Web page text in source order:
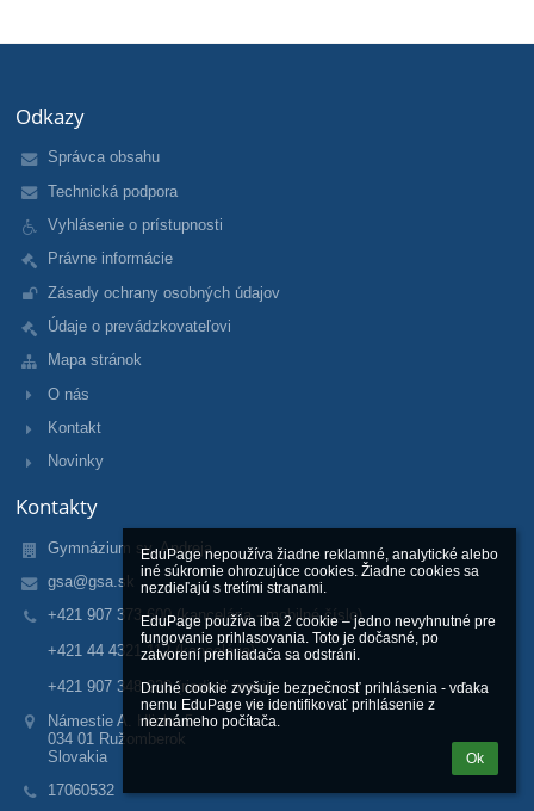
EduPage nepoužíva žiadne reklamné, analytické alebo
iné súkromie ohrozujúce cookies. Žiadne cookies sa
nezdieľajú s tretími stranami.
EduPage používa iba 2 cookie – jedno nevyhnutné pre
fungovanie prihlasovania. Toto je dočasné, po
zatvorení prehliadača sa odstráni.
Druhé cookie zvyšuje bezpečnosť prihlásenia - vďaka
nemu EduPage vie identifikovať prihlásenie z
neznámeho počítača.
Ok
Odkazy
Správca obsahu
Technická podpora
Vyhlásenie o prístupnosti
Právne informácie
Zásady ochrany osobných údajov
Údaje o prevádzkovateľovi
Mapa stránok
O nás
Kontakt
Novinky
Kontakty
Gymnázium sv. Andreja
gsa@gsa.sk
+421 907 373 600 (kancelária - mobilné číslo)
+421 44 4321 112 (kancelária)
+421 907 348 920 (riaditeľ mobil)
Námestie A. Hlinku 5
034 01 Ružomberok
Slovakia
17060532